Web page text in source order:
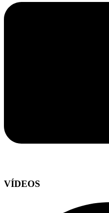
VÍDEOS